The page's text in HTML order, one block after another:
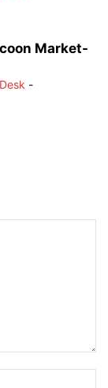
Market-
-